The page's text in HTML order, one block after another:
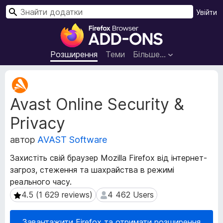
Д
о
д
а
и
б
з
е
а
F
i
Розширення Теми Більше…
Увійти
П
Avast Online Security &
Privacy
автор AVAST Software
Захистіть свій браузер Mozilla Firefox від інтернет-
загроз, стеження та шахрайства в режимі
реального часу.
4.5 (1 629 reviews)
4.5 (1 629 reviews) 4 462 Users
4 462 Users
М
е
т
а
д
а
н
і
р
о
з
ш